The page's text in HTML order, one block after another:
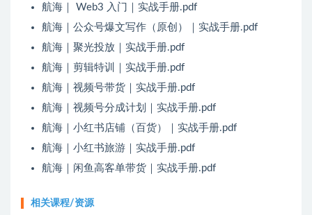
航海｜ Web3 入门｜实战手册.pdf
航海｜公众号爆文写作（原创）｜实战手册.pdf
航海｜聚光投放｜实战手册.pdf
航海｜剪辑特训｜实战手册.pdf
航海｜视频号带货｜实战手册.pdf
航海｜视频号分成计划｜实战手册.pdf
航海｜小红书店铺（百货）｜实战手册.pdf
航海｜小红书旅游｜实战手册.pdf
航海｜闲鱼高客单带货｜实战手册.pdf
相关课程/资源